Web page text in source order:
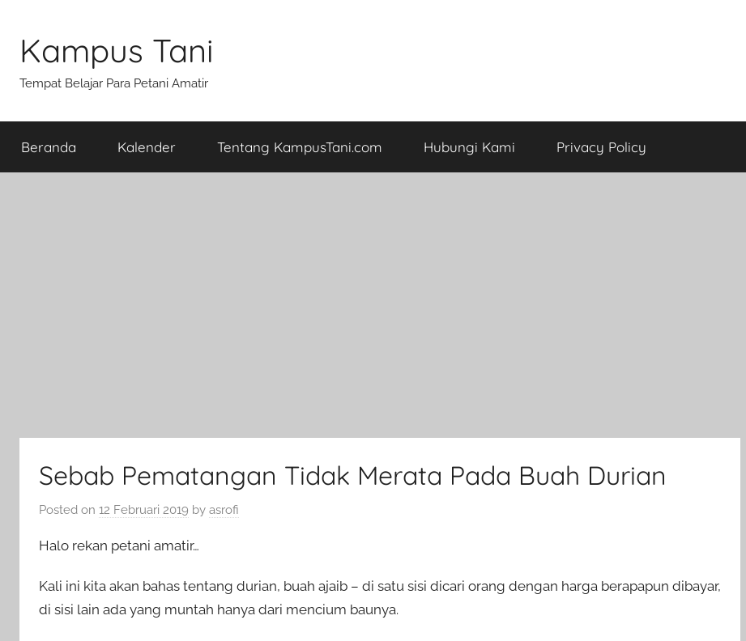
content
Kampus Tani
Tempat Belajar Para Petani Amatir
Beranda Kalender Tentang KampusTani.com Hubungi Kami Privacy Policy
Sebab Pematangan Tidak Merata Pada Buah Durian
Posted on 12 Februari 2019 by asrofi
Halo rekan petani amatir…
Kali ini kita akan bahas tentang durian, buah ajaib – di satu sisi dicari orang dengan harga berapapun dibayar,
di sisi lain ada yang muntah hanya dari mencium baunya.